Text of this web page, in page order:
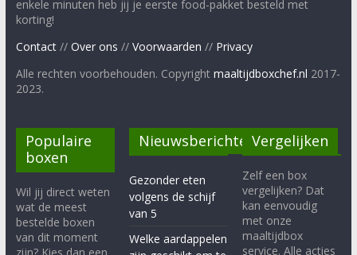
enkele minuten heb jij je eerste food-pakket besteld met
korting!
Contact// Over ons // Voorwaarden // Privacy
Alle rechten voorbehouden. Copyright maaltijdboxchef.nl 2017-
2023.
Populaire
boxen
Wil jij direct weten
wat de meest
bestelde boxen
van dit moment
Nieuwsberichten
Gezonder eten
volgens de schijf
van 5
Welke aardappelen
Vergelijken
Zelf een box
vergelijken? Dat
kan eenvoudig
met onze
maaltijdbox
service. Alle acties